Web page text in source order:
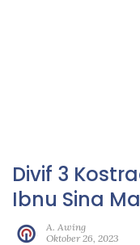
Divif 3
Ibnu Sina
A. Awing
Oktober 26, 2023